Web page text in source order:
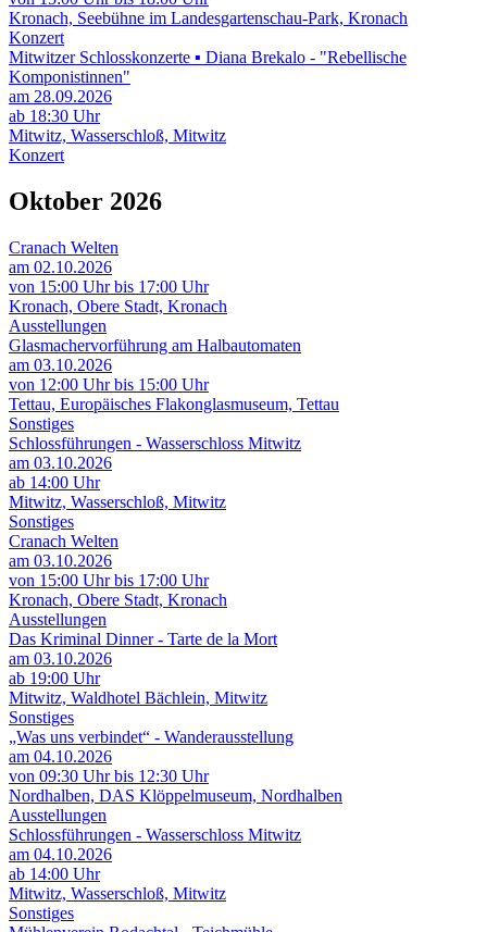
Kronach, Seebühne im Landesgartenschau-Park, Kronach
Konzert
Mitwitzer Schlosskonzerte ▪️ Diana Brekalo - "Rebellische
Komponistinnen"
am 28.09.2026
ab 18:30 Uhr
Mitwitz, Wasserschloß, Mitwitz
Konzert
Oktober 2026
Cranach Welten
am 02.10.2026
von 15:00 Uhr bis 17:00 Uhr
Kronach, Obere Stadt, Kronach
Ausstellungen
Glasmachervorführung am Halbautomaten
am 03.10.2026
von 12:00 Uhr bis 15:00 Uhr
Tettau, Europäisches Flakonglasmuseum, Tettau
Sonstiges
Schlossführungen - Wasserschloss Mitwitz
am 03.10.2026
ab 14:00 Uhr
Mitwitz, Wasserschloß, Mitwitz
Sonstiges
Cranach Welten
am 03.10.2026
von 15:00 Uhr bis 17:00 Uhr
Kronach, Obere Stadt, Kronach
Ausstellungen
Das Kriminal Dinner - Tarte de la Mort
am 03.10.2026
ab 19:00 Uhr
Mitwitz, Waldhotel Bächlein, Mitwitz
Sonstiges
„Was uns verbindet“ - Wanderausstellung
am 04.10.2026
von 09:30 Uhr bis 12:30 Uhr
Nordhalben, DAS Klöppelmuseum, Nordhalben
Ausstellungen
Schlossführungen - Wasserschloss Mitwitz
am 04.10.2026
ab 14:00 Uhr
Mitwitz, Wasserschloß, Mitwitz
Sonstiges